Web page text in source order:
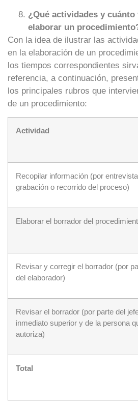
¿Qué actividades y
elaborar un
Con la idea de ilustrar las
en la elaboración de un
los tiempos correspondientes
referencia, a continuación,
los principales rubros que
de un procedimiento:
Actividad
Recopilar información (por
grabación o recorrido del proceso)
Elaborar el borrador del
Revisar y corregir el borrador (por
del elaborador)
Revisar el borrador (por parte del
inmediato superior y de la persona
autoriza)
Total